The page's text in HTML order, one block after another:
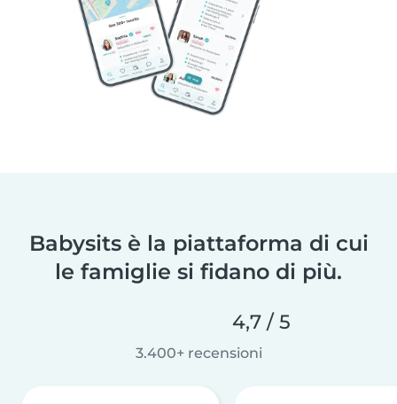
Babysits è la piattaforma di cui
le famiglie si fidano di più.
4,7 / 5
3.400+ recensioni